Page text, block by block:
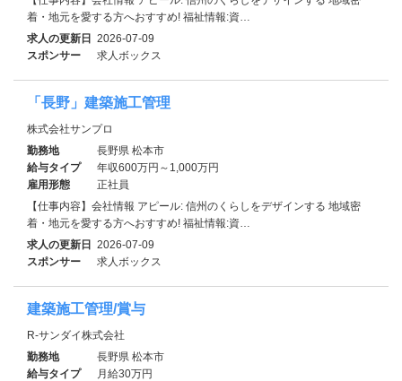
着・地元を愛する方へおすすめ! 福祉情報:資…
求人の更新日 2026-07-09
スポンサー
求人ボックス
「長野」建築施工管理
株式会社サンプロ
勤務地
長野県 松本市
給与タイプ
年収600万円～1,000万円
雇用形態
正社員
【仕事内容】会社情報 アピール: 信州のくらしをデザインする 地域密
着・地元を愛する方へおすすめ! 福祉情報:資…
求人の更新日 2026-07-09
スポンサー
求人ボックス
建築施工管理/賞与
R-サンダイ株式会社
勤務地
長野県 松本市
給与タイプ
月給30万円